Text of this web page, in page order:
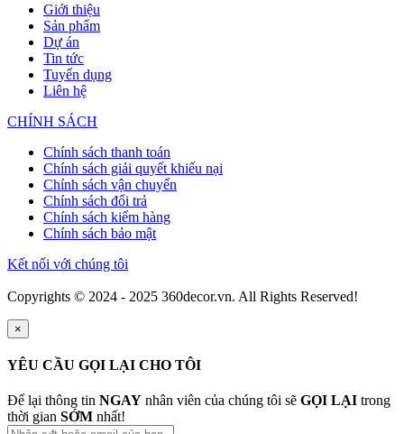
Giới thiệu
Sản phẩm
Dự án
Tin tức
Tuyển dụng
Liên hệ
CHÍNH SÁCH
Chính sách thanh toán
Chính sách giải quyết khiếu nại
Chính sách vận chuyển
Chính sách đổi trả
Chính sách kiểm hàng
Chính sách bảo mật
Kết nối với chúng tôi
Copyrights © 2024 - 2025 360decor.vn. All Rights Reserved!
×
YÊU CẦU GỌI LẠI CHO TÔI
Để lại thông tin NGAY nhân viên của chúng tôi sẽ GỌI LẠI trong
thời gian SỚM nhất!